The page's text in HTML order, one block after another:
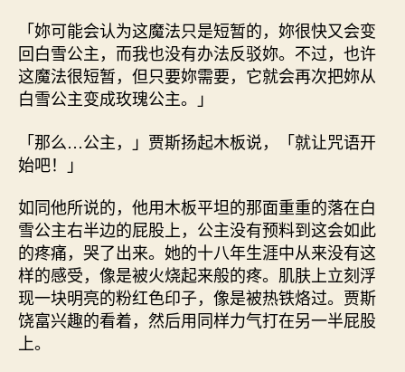
「妳可能会认为这魔法只是短暂的，妳很快又会变
回白雪公主，而我也没有办法反驳妳。不过，也许
这魔法很短暂，但只要妳需要，它就会再次把妳从
白雪公主变成玫瑰公主。」
「那么…公主，」贾斯扬起木板说，「就让咒语开
始吧！」
如同他所说的，他用木板平坦的那面重重的落在白
雪公主右半边的屁股上，公主没有预料到这会如此
的疼痛，哭了出来。她的十八年生涯中从来没有这
样的感受，像是被火烧起来般的疼。肌肤上立刻浮
现一块明亮的粉红色印子，像是被热铁烙过。贾斯
饶富兴趣的看着，然后用同样力气打在另一半屁股
上。